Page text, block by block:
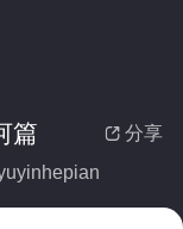
 分享
篇